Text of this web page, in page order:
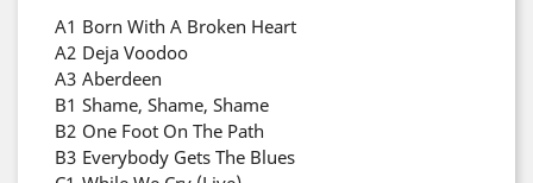
A1 Born With A Broken Heart
A2 Deja Voodoo
A3 Aberdeen
B1 Shame, Shame, Shame
B2 One Foot On The Path
B3 Everybody Gets The Blues